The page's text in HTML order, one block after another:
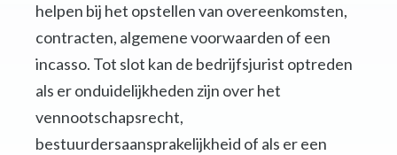
helpen bij het opstellen van overeenkomsten,
contracten, algemene voorwaarden of een
incasso. Tot slot kan de bedrijfsjurist optreden
als er onduidelijkheden zijn over het
vennootschapsrecht,
bestuurdersaansprakelijkheid of als er een